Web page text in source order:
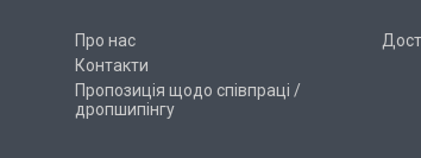
Про нас
Контакти
Пропозиція щодо співпраці /
дропшипінгу